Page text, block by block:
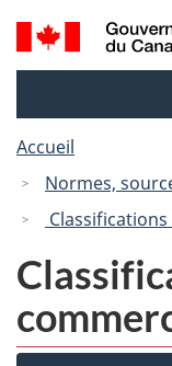
Recherche
et
Accueil
Normes,